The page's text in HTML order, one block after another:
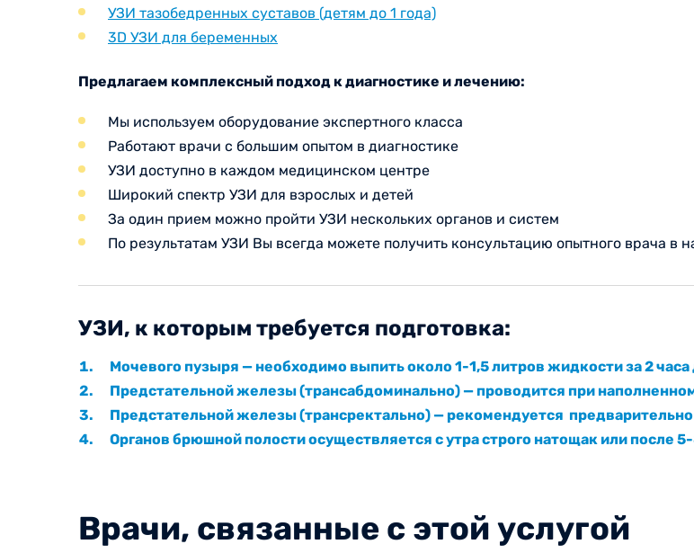
УЗИ тазобедренных суставов (детям до 1 года)
3D УЗИ для беременных
Предлагаем комплексный подход к диагностике и лечению:
Мы используем оборудование экспертного класса
Работают врачи с большим опытом в диагностике
УЗИ доступно в каждом медицинском центре
Широкий спектр УЗИ для взрослых и детей
За один прием можно пройти УЗИ нескольких органов и систем
По результатам УЗИ Вы всегда можете получить консультацию опытного врача в
УЗИ, к которым требуется подготовка:
Мочевого пузыря — необходимо выпить около 1-1,5 литров жидкости за 2
Предстательной железы (трансабдоминально) — проводится при
Предстательной железы (трансректально) — рекомендуется
Органов брюшной полости осуществляется с утра строго натощак или после
Врачи, связанные с этой услугой